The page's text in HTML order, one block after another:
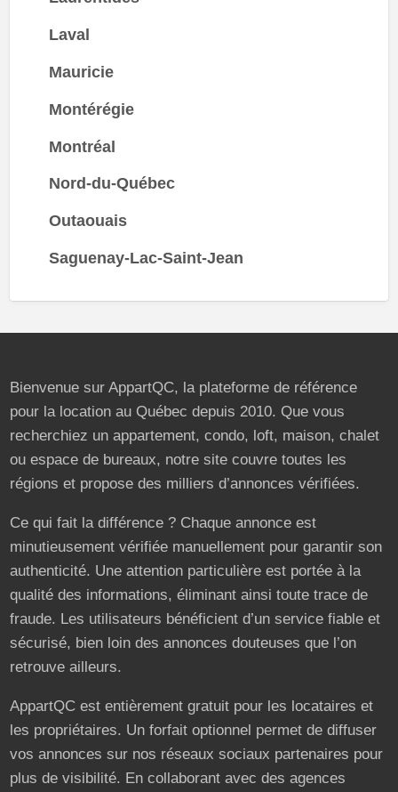
Laval
Mauricie
Montérégie
Montréal
Nord-du-Québec
Outaouais
Saguenay-Lac-Saint-Jean
Bienvenue sur AppartQC, la plateforme de référence
pour la location au Québec depuis 2010. Que vous
recherchiez un appartement, condo, loft, maison, chalet
ou espace de bureaux, notre site couvre toutes les
régions et propose des milliers d’annonces vérifiées.
Ce qui fait la différence ? Chaque annonce est
minutieusement vérifiée manuellement pour garantir son
authenticité. Une attention particulière est portée à la
qualité des informations, éliminant ainsi toute trace de
fraude. Les utilisateurs bénéficient d’un service fiable et
sécurisé, bien loin des annonces douteuses que l’on
retrouve ailleurs.
AppartQC est entièrement gratuit pour les locataires et
les propriétaires. Un forfait optionnel permet de diffuser
vos annonces sur nos réseaux sociaux partenaires pour
plus de visibilité. En collaborant avec des agences